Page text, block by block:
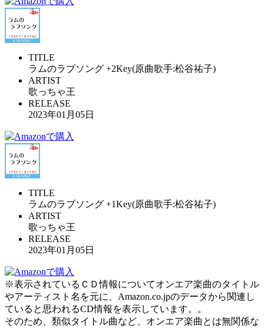
TITLE
ラムのラブソング +2Key(原曲歌手:松谷祐子)
ARTIST
歌っちゃ王
RELEASE
2023年01月05日
TITLE
ラムのラブソング +1Key(原曲歌手:松谷祐子)
ARTIST
歌っちゃ王
RELEASE
2023年01月05日
※表示されているＣＤ情報についてオンエア楽曲のタイトル
やアーティスト名を元に、Amazon.co.jpのデータから関連し
ていると思われるCD情報を表示しています。。
そのため、類似タイトル曲など、オンエア楽曲とは無関係な